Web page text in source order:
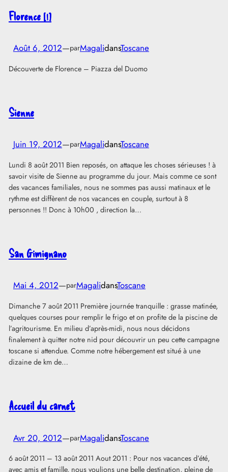
Florence [1]
Août 6, 2012—parMagalidansToscane
Découverte de Florence – Piazza del Duomo
Sienne
Juin 19, 2012—parMagalidansToscane
Lundi 8 août 2011 Bien reposés, on attaque les choses sérieuses ! à
savoir visite de Sienne au programme du jour. Mais comme ce sont
des vacances familiales, nous ne sommes pas aussi matinaux et le
rythme est diffèrent de nos vacances en couple, surtout à 8
personnes !! Donc à 10h00 , direction la…
San Gimignano
Mai 4, 2012—parMagalidansToscane
Dimanche 7 août 2011 Première journée tranquille : grasse matinée,
quelques courses pour remplir le frigo et on profite de la piscine de
l’agritourisme. En milieu d’après-midi, nous nous décidons
finalement à quitter notre nid pour découvrir un peu cette campagne
toscane si attendue. Comme notre hébergement est situé à une
dizaine de km de…
Accueil du carnet
Avr 20, 2012—parMagalidansToscane
6 août 2011 – 13 août 2011 Aout 2011 : Pour nos vacances d’été,
avec amis et famille, nous voulions une belle destination, pleine de